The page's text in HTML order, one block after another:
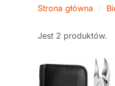
Strona główna
Jest 2 produktów.